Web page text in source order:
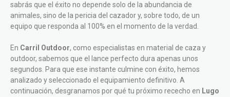
sabrás que el éxito no depende solo de la abundancia de
animales, sino de la pericia del cazador y, sobre todo, de un
equipo que responda al 100% en el momento de la verdad.
En Carril Outdoor, como especialistas en material de caza y
outdoor, sabemos que el lance perfecto dura apenas unos
segundos. Para que ese instante culmine con éxito, hemos
analizado y seleccionado el equipamiento definitivo. A
continuación, desgranamos por qué tu próximo rececho en Lugo